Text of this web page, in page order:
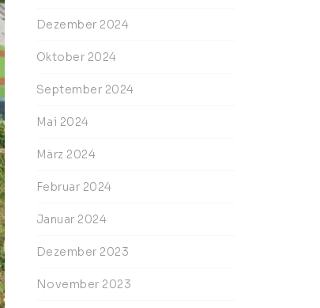
Dezember 2024
Oktober 2024
September 2024
Mai 2024
März 2024
Februar 2024
Januar 2024
Dezember 2023
November 2023